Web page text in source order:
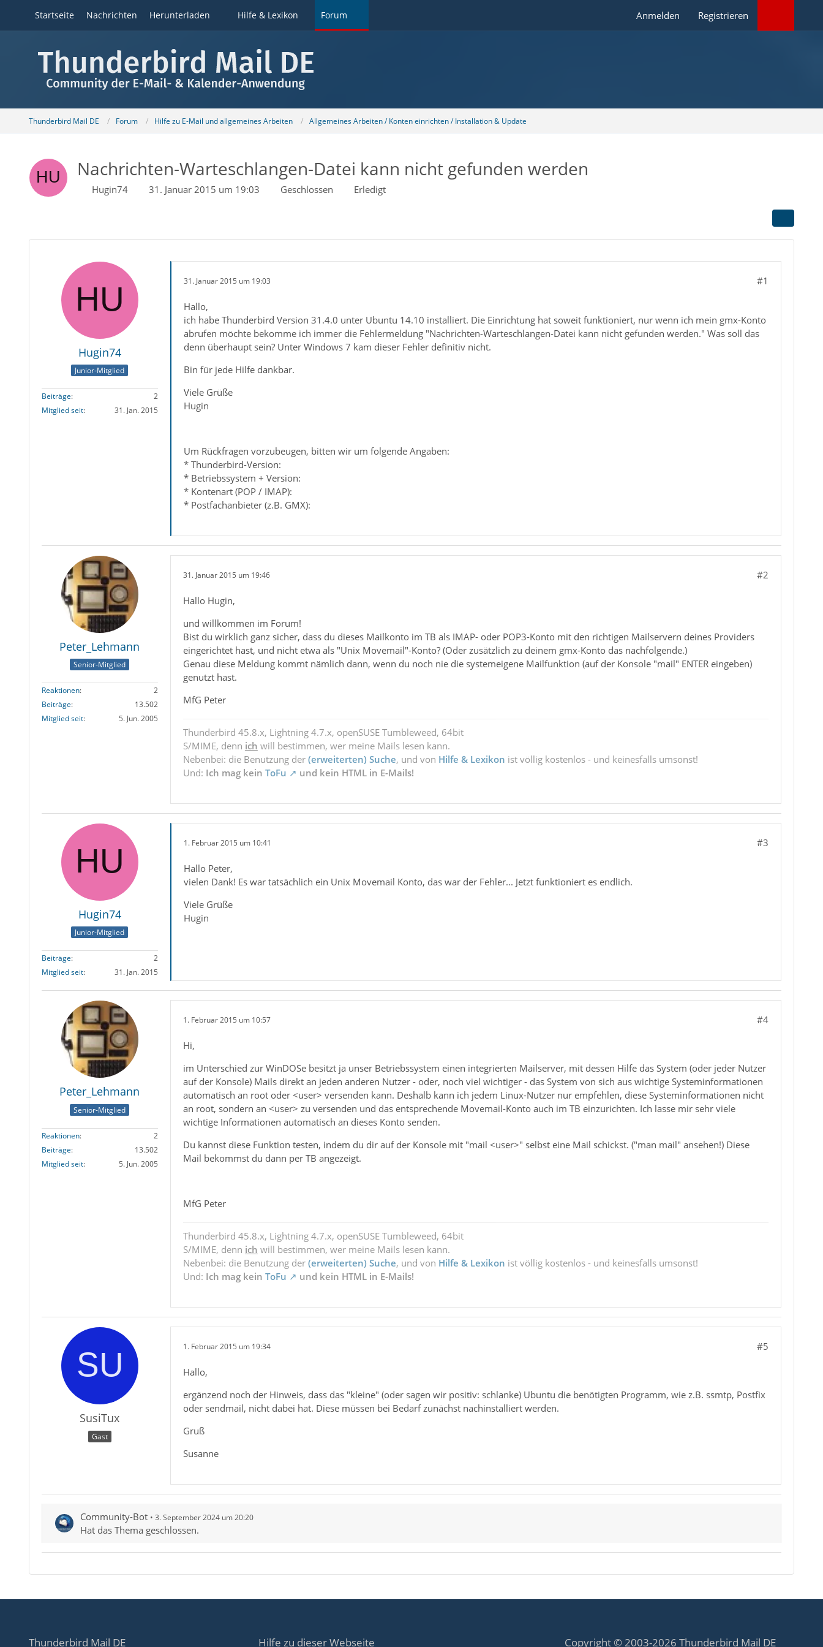
Startseite Nachrichten Herunterladen Hilfe & Lexikon Forum Anmelden Registrieren
Thunderbird Mail DE Forum Hilfe zu E-Mail und allgemeines Arbeiten Allgemeines Arbeiten / Konten einrichten / Installation & Update
Nachrichten-Warteschlangen-Datei kann nicht gefunden werden
Hugin74 31. Januar 2015 um 19:03 Geschlossen Erledigt
Hugin74
Junior-Mitglied
Beiträge
2
Mitglied seit
31. Jan. 2015
31. Januar 2015 um 19:03 #1
Hallo,
ich habe Thunderbird Version 31.4.0 unter Ubuntu 14.10 installiert. Die Einrichtung hat soweit funktioniert, nur wenn ich mein gmx-Konto
abrufen möchte bekomme ich immer die Fehlermeldung "Nachrichten-Warteschlangen-Datei kann nicht gefunden werden." Was soll das
denn überhaupt sein? Unter Windows 7 kam dieser Fehler definitiv nicht.
Bin für jede Hilfe dankbar.
Viele Grüße
Hugin
Um Rückfragen vorzubeugen, bitten wir um folgende Angaben:
* Thunderbird-Version:
* Betriebssystem + Version:
* Kontenart (POP / IMAP):
* Postfachanbieter (z.B. GMX):
Peter_Lehmann
Senior-Mitglied
Reaktionen
2
Beiträge
13.502
Mitglied seit
5. Jun. 2005
31. Januar 2015 um 19:46 #2
Hallo Hugin,
und willkommen im Forum!
Bist du wirklich ganz sicher, dass du dieses Mailkonto im TB als IMAP- oder POP3-Konto mit den richtigen Mailservern deines Providers
eingerichtet hast, und nicht etwa als "Unix Movemail"-Konto? (Oder zusätzlich zu deinem gmx-Konto das nachfolgende.)
Genau diese Meldung kommt nämlich dann, wenn du noch nie die systemeigene Mailfunktion (auf der Konsole "mail" ENTER eingeben)
genutzt hast.
MfG Peter
Thunderbird 45.8.x, Lightning 4.7.x, openSUSE Tumbleweed, 64bit
S/MIME, denn ich will bestimmen, wer meine Mails lesen kann.
Nebenbei: die Benutzung der (erweiterten) Suche, und von Hilfe & Lexikon ist völlig kostenlos - und keinesfalls umsonst!
Und: Ich mag kein ToFu und kein HTML in E-Mails!
Hugin74
Junior-Mitglied
Beiträge
2
Mitglied seit
31. Jan. 2015
1. Februar 2015 um 10:41 #3
Hallo Peter,
vielen Dank! Es war tatsächlich ein Unix Movemail Konto, das war der Fehler... Jetzt funktioniert es endlich.
Viele Grüße
Hugin
Peter_Lehmann
Senior-Mitglied
Reaktionen
2
Beiträge
13.502
Mitglied seit
5. Jun. 2005
1. Februar 2015 um 10:57 #4
Hi,
im Unterschied zur WinDOSe besitzt ja unser Betriebssystem einen integrierten Mailserver, mit dessen Hilfe das System (oder jeder Nutzer
auf der Konsole) Mails direkt an jeden anderen Nutzer - oder, noch viel wichtiger - das System von sich aus wichtige Systeminformationen
automatisch an root oder <user> versenden kann. Deshalb kann ich jedem Linux-Nutzer nur empfehlen, diese Systeminformationen nicht
an root, sondern an <user> zu versenden und das entsprechende Movemail-Konto auch im TB einzurichten. Ich lasse mir sehr viele
wichtige Informationen automatisch an dieses Konto senden.
Du kannst diese Funktion testen, indem du dir auf der Konsole mit "mail <user>" selbst eine Mail schickst. ("man mail" ansehen!) Diese
Mail bekommst du dann per TB angezeigt.
MfG Peter
Thunderbird 45.8.x, Lightning 4.7.x, openSUSE Tumbleweed, 64bit
S/MIME, denn ich will bestimmen, wer meine Mails lesen kann.
Nebenbei: die Benutzung der (erweiterten) Suche, und von Hilfe & Lexikon ist völlig kostenlos - und keinesfalls umsonst!
Und: Ich mag kein ToFu und kein HTML in E-Mails!
SusiTux
Gast
1. Februar 2015 um 19:34 #5
Hallo,
ergänzend noch der Hinweis, dass das "kleine" (oder sagen wir positiv: schlanke) Ubuntu die benötigten Programm, wie z.B. ssmtp, Postfix
oder sendmail, nicht dabei hat. Diese müssen bei Bedarf zunächst nachinstalliert werden.
Gruß
Susanne
Community-Bot 3. September 2024 um 20:20
Hat das Thema geschlossen.
Thunderbird Mail DE Hilfe zu dieser Webseite Copyright © 2003-2026 Thunderbird Mail DE